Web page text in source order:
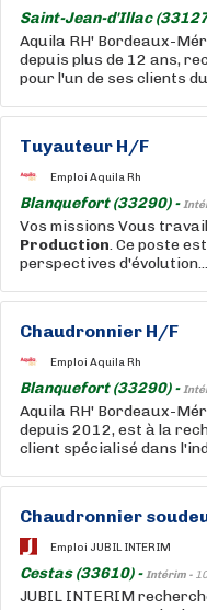
Saint-Jean-d'Illac
Aquila RH' Bordeaux-
depuis plus de 12 ans,
pour l'un de ses clients
Tuyauteur H/F
Emploi Aquila Rh
Blanquefort (33290) -
Vos missions Vous
Production. Ce poste
perspectives d'évolution...
Chaudronnier H/F
Emploi Aquila Rh
Blanquefort (33290) -
Aquila RH' Bordeaux-
depuis 2012, est à la
client spécialisé dans
Chaudronnier
Emploi JUBIL INTERIM
Cestas (33610) -Intérim -
JUBIL INTERIM